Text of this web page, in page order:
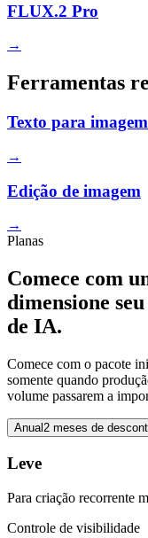
FLUX.2 Pro
→
Ferramentas
Texto para imagem
→
Edição de imagem
→
Planas
Comece com
dimensione
de IA.
Comece com o pacote
somente quando
volume passarem a
Anual2 meses de
Leve
Para criação recorrente
Controle de visibilidade